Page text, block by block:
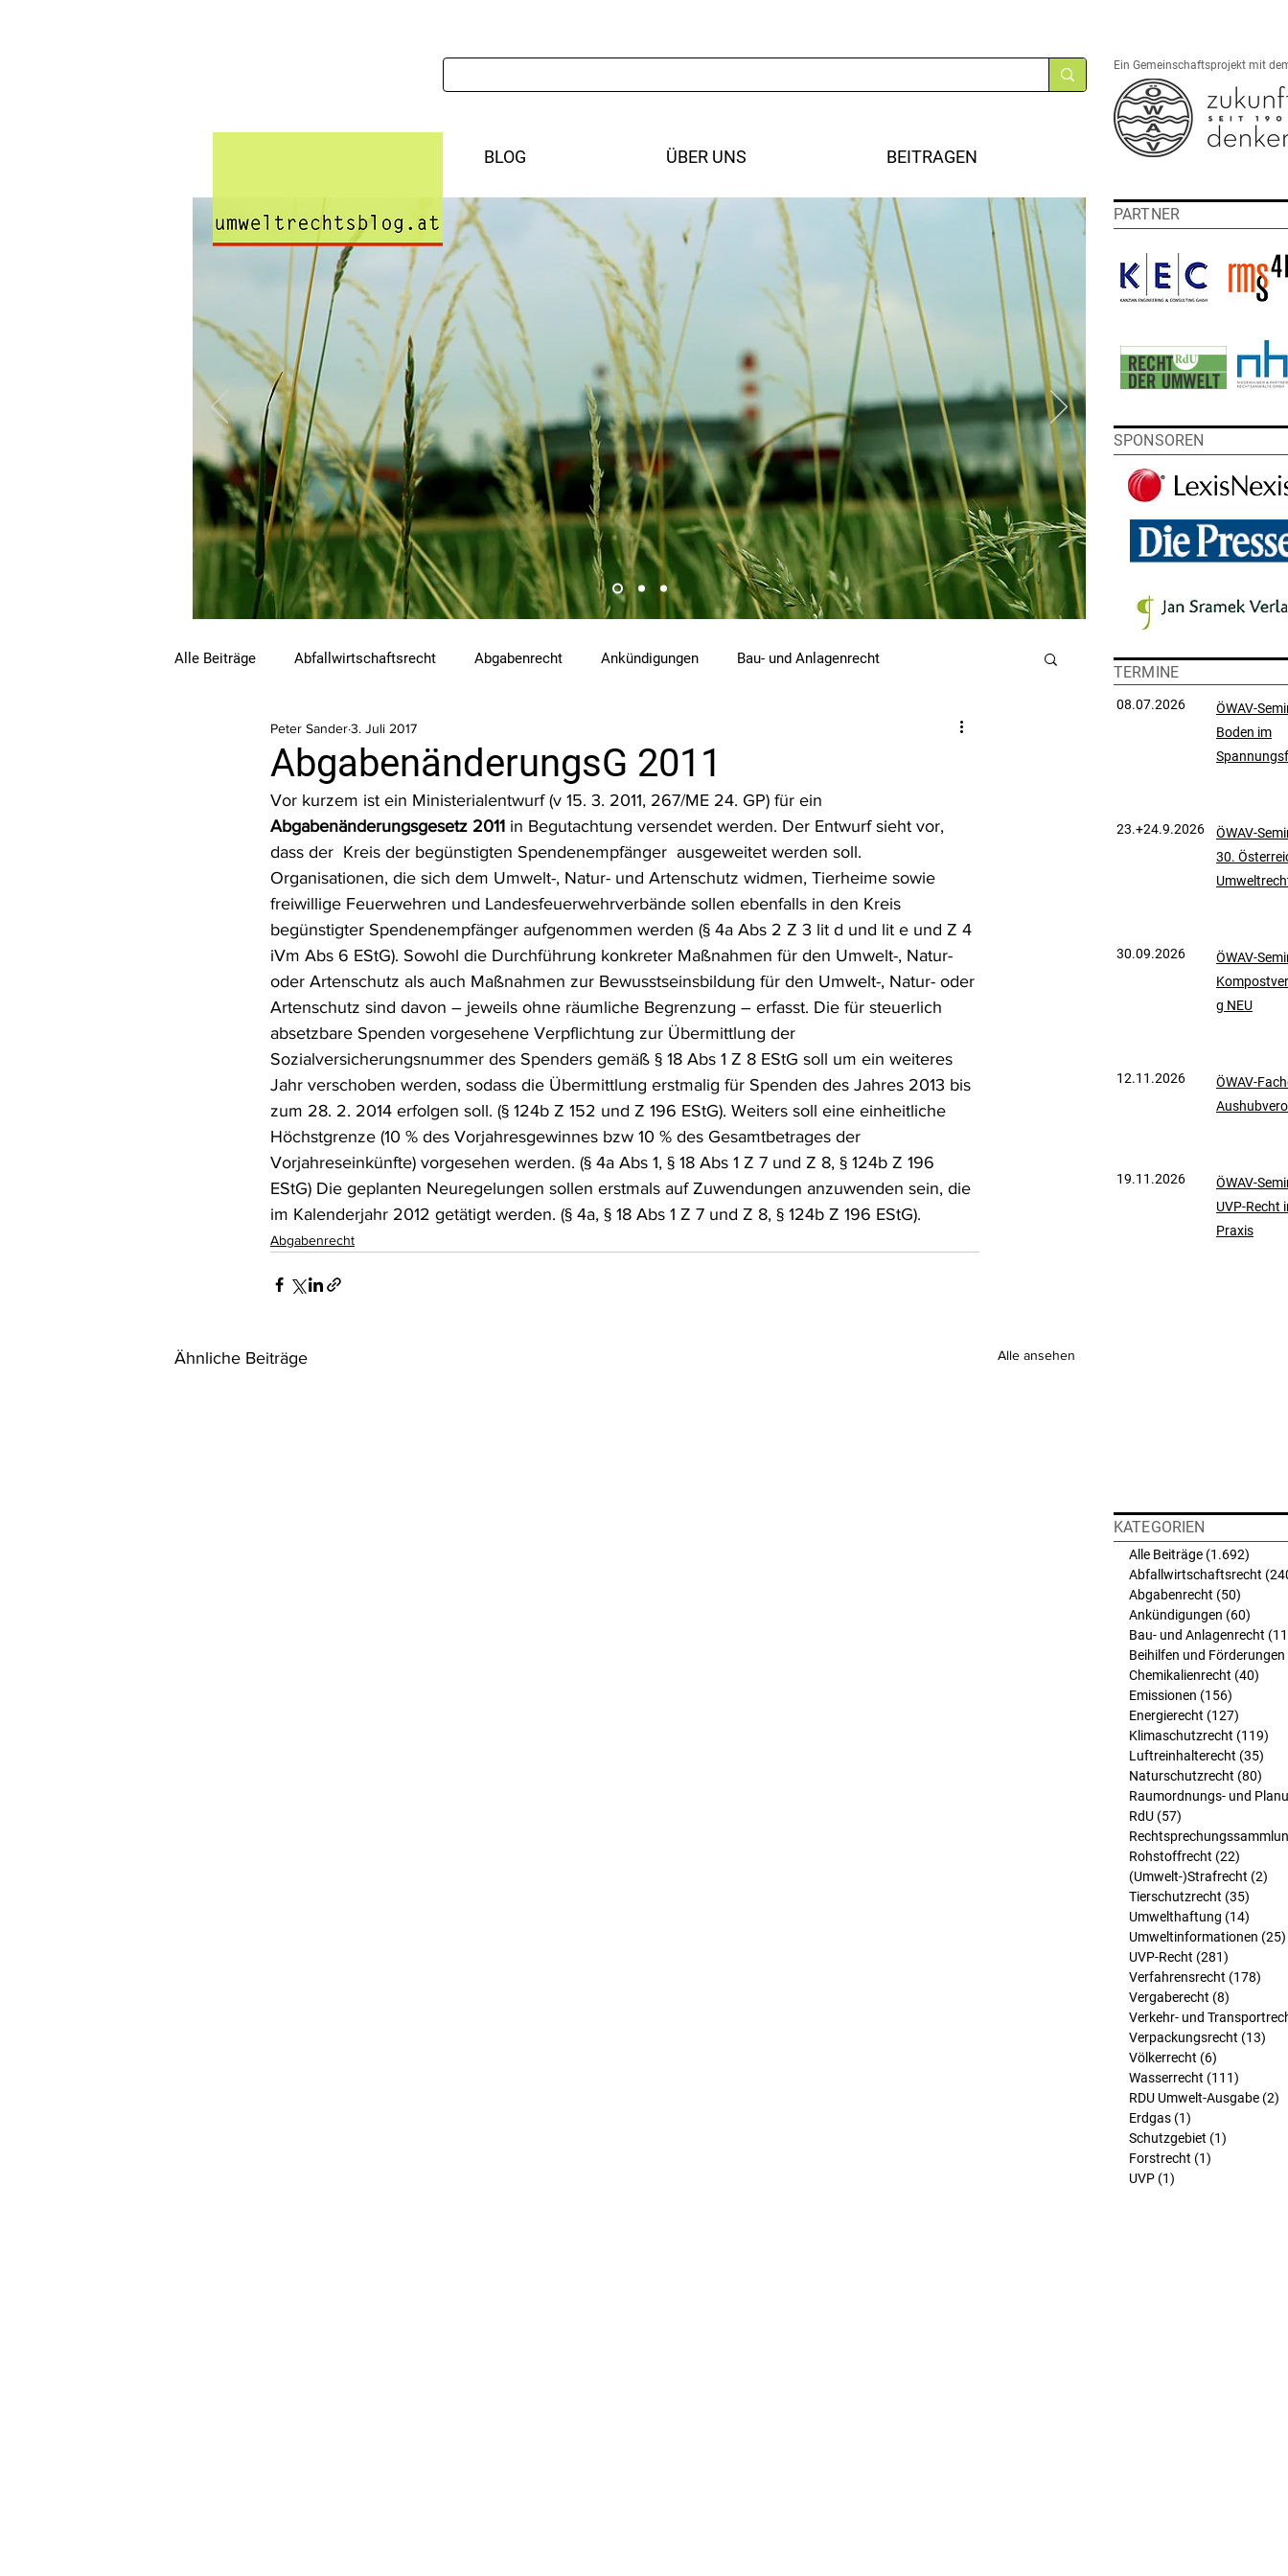
BLOG ÜBER UNS BEITRAGEN
Ein Gemeinschaftsprojekt mit
Alle Beiträge Abfallwirtschaftsrecht Abgabenrecht Ankündigungen Bau- und Anlagenrecht
Beihilfen und Förderungen
Luftreinhalterecht Naturschutzrecht Raumordnungs- und Planungsrecht RdU
Rohstoffrecht (Umwelt-)Strafrecht Tierschutzrecht Umwelthaftung Umweltinformationen
Verfahrensrecht Vergaberecht Verkehr- und Transportrecht Verpackungsrecht Völkerrecht
Wasserrecht RDU Umwelt-Ausgabe Erdgas Schutzgebiet Forstrecht
AbgabenänderungsG 2011
Peter Sander3. Juli 2017
Vor kurzem ist ein Ministerialentwurf (v 15. 3. 2011, 267/ME 24. GP) für ein
Abgabenänderungsgesetz 2011 in Begutachtung versendet werden. Der Entwurf sieht vor,
dass der  Kreis der begünstigten Spendenempfänger  ausgeweitet werden soll.
Organisationen, die sich dem Umwelt-, Natur- und Artenschutz widmen, Tierheime sowie
freiwillige Feuerwehren und Landesfeuerwehrverbände sollen ebenfalls in den Kreis
begünstigter Spendenempfänger aufgenommen werden (§ 4a Abs 2 Z 3 lit d und lit e und Z 4
iVm Abs 6 EStG). Sowohl die Durchführung konkreter Maßnahmen für den Umwelt-, Natur-
oder Artenschutz als auch Maßnahmen zur Bewusstseinsbildung für den Umwelt-, Natur- oder
Artenschutz sind davon – jeweils ohne räumliche Begrenzung – erfasst. Die für steuerlich
absetzbare Spenden vorgesehene Verpflichtung zur Übermittlung der
Sozialversicherungsnummer des Spenders gemäß § 18 Abs 1 Z 8 EStG soll um ein weiteres
Jahr verschoben werden, sodass die Übermittlung erstmalig für Spenden des Jahres 2013 bis
zum 28. 2. 2014 erfolgen soll. (§ 124b Z 152 und Z 196 EStG). Weiters soll eine einheitliche
Höchstgrenze (10 % des Vorjahresgewinnes bzw 10 % des Gesamtbetrages der
Vorjahreseinkünfte) vorgesehen werden. (§ 4a Abs 1, § 18 Abs 1 Z 7 und Z 8, § 124b Z 196
EStG) Die geplanten Neuregelungen sollen erstmals auf Zuwendungen anzuwenden sein, die
im Kalenderjahr 2012 getätigt werden. (§ 4a, § 18 Abs 1 Z 7 und Z 8, § 124b Z 196 EStG).
Abgabenrecht
Ähnliche Beiträge Alle ansehen
Alle Beiträge (1.692)
Abfallwirtschaftsrecht
Abgabenrecht (50)
Ankündigungen (60)
Bau- und Anlagenrecht
Beihilfen und Förderungen
Chemikalienrecht (40)
Emissionen (156)
Energierecht (127)
Klimaschutzrecht (119)
Luftreinhalterecht (35)
Naturschutzrecht (80)
Raumordnungs- und
RdU (57)
Rohstoffrecht (22)
(Umwelt-)Strafrecht (2)
Tierschutzrecht (35)
Umwelthaftung (14)
Umweltinformationen (25)
UVP-Recht (281)
Verfahrensrecht (178)
Vergaberecht (8)
Verkehr- und
Verpackungsrecht (13)
Völkerrecht (6)
Wasserrecht (111)
RDU Umwelt-Ausgabe (2)
Erdgas (1)
Schutzgebiet (1)
Forstrecht (1)
UVP (1)
08.07.2026
ÖWAV-
Boden im
23.+24.9.2026
ÖWAV-
30.
30.09.2026
ÖWAV-
g NEU
12.11.2026
ÖWAV-
19.11.2026
ÖWAV-
UVP-Recht
Praxis
PARTNER
TERMINE
SPONSOREN
KATEGORIEN